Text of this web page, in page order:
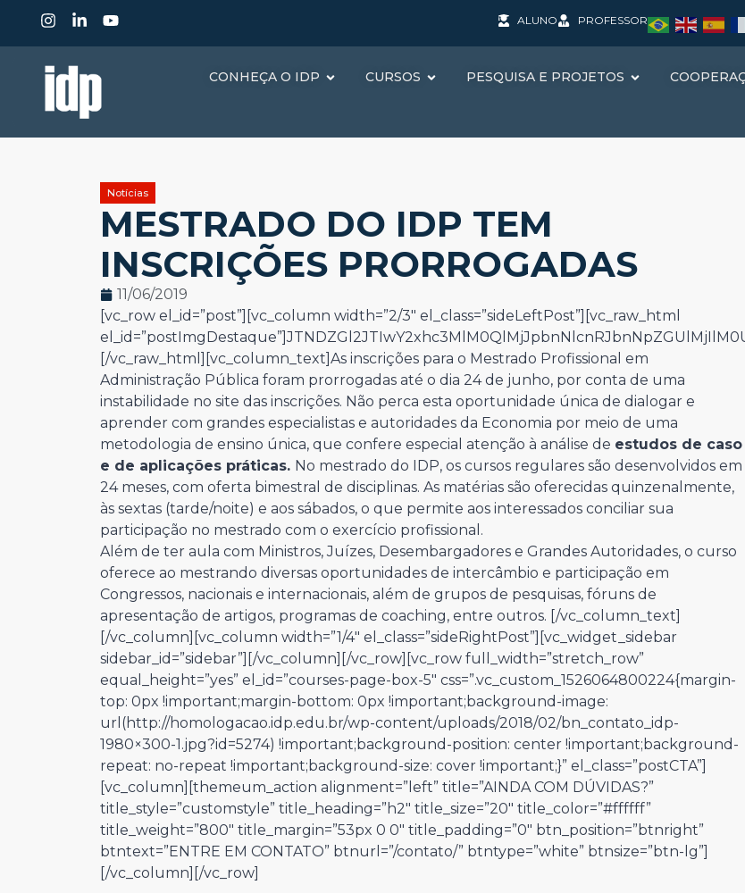
ALUNO PROFESSOR
CONHEÇA O IDP CURSOS PESQUISA E PROJETOS
Notícias
MESTRADO DO IDP TEM
INSCRIÇÕES PRORROGADAS
11/06/2019
[vc_row el_id=”post”][vc_column width=”2/3″ el_class=”sideLeftPost”][vc_raw_html
[/vc_raw_html][vc_column_text]As inscrições para o Mestrado Profissional em
Administração Pública foram prorrogadas até o dia 24 de junho, por conta de uma
instabilidade no site das inscrições. Não perca esta oportunidade única de dialogar e
aprender com grandes especialistas e autoridades da Economia por meio de uma
metodologia de ensino única, que confere especial atenção à análise de estudos de caso
e de aplicações práticas. No mestrado do IDP, os cursos regulares são desenvolvidos em
24 meses, com oferta bimestral de disciplinas. As matérias são oferecidas quinzenalmente,
às sextas (tarde/noite) e aos sábados, o que permite aos interessados conciliar sua
participação no mestrado com o exercício profissional.
Além de ter aula com Ministros, Juízes, Desembargadores e Grandes Autoridades, o curso
oferece ao mestrando diversas oportunidades de intercâmbio e participação em
Congressos, nacionais e internacionais, além de grupos de pesquisas, fóruns de
apresentação de artigos, programas de coaching, entre outros. [/vc_column_text]
[/vc_column][vc_column width=”1/4″ el_class=”sideRightPost”][vc_widget_sidebar
sidebar_id=”sidebar”][/vc_column][/vc_row][vc_row full_width=”stretch_row”
equal_height=”yes” el_id=”courses-page-box-5″ css=”.vc_custom_1526064800224{margin-
top: 0px !important;margin-bottom: 0px !important;background-image:
url(http://homologacao.idp.edu.br/wp-content/uploads/2018/02/bn_contato_idp-
1980×300-1.jpg?id=5274) !important;background-position: center !important;background-
repeat: no-repeat !important;background-size: cover !important;}” el_class=”postCTA”]
[vc_column][themeum_action alignment=”left” title=”AINDA COM DÚVIDAS?”
title_style=”customstyle” title_heading=”h2″ title_size=”20″ title_color=”#ffffff”
title_weight=”800″ title_margin=”53px 0 0″ title_padding=”0″ btn_position=”btnright”
btntext=”ENTRE EM CONTATO” btnurl=”/contato/” btntype=”white” btnsize=”btn-lg”]
[/vc_column][/vc_row]